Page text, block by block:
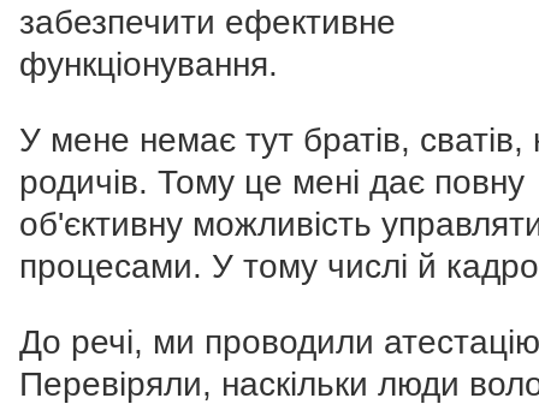
забезпечити ефективне
функціонування.
У мене немає тут братів, сватів,
родичів. Тому це мені дає повну
об'єктивну можливість
процесами. У тому числі й
До речі, ми проводили
Перевіряли, наскільки люди